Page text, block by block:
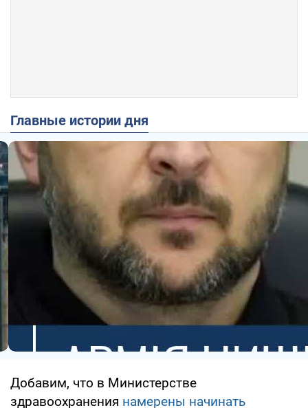
Главные истории дня
Добавим, что в Министерстве
здравоохранения намерены начинать